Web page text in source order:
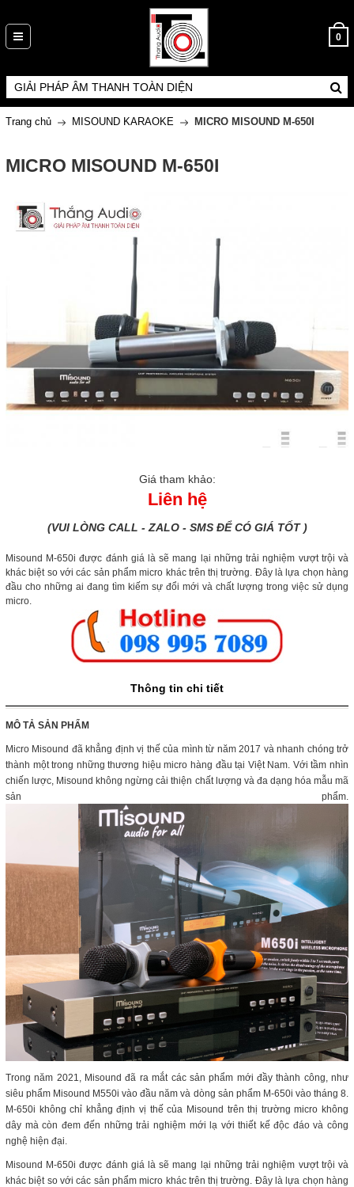
0
Trang chủ MISOUND KARAOKE MICRO MISOUND M-650I
MICRO MISOUND M-650I
Giá tham khảo:
Liên hệ
(VUI LÒNG CALL - ZALO - SMS ĐỂ CÓ GIÁ TỐT )
Misound M-650i được đánh giá là sẽ mang lại những trải nghiệm vượt trội và
khác biệt so với các sản phẩm micro khác trên thị trường. Đây là lựa chọn hàng
đầu cho những ai đang tìm kiếm sự đổi mới và chất lượng trong việc sử dụng
micro.
Thông tin chi tiết
MÔ TẢ SẢN PHẨM
Micro Misound đã khẳng định vị thế của mình từ năm 2017 và nhanh chóng trở
thành một trong những thương hiệu micro hàng đầu tại Việt Nam. Với tầm nhìn
chiến lược, Misound không ngừng cải thiện chất lượng và đa dạng hóa mẫu mã
sản phẩm.
Trong năm 2021, Misound đã ra mắt các sản phẩm mới đầy thành công, như
siêu phẩm Misound M550i vào đầu năm và dòng sản phẩm M-650i vào tháng 8.
M-650i không chỉ khẳng định vị thế của Misound trên thị trường micro không
dây mà còn đem đến những trải nghiệm mới lạ với thiết kế độc đáo và công
nghệ hiện đại.
Misound M-650i được đánh giá là sẽ mang lại những trải nghiệm vượt trội và
khác biệt so với các sản phẩm micro khác trên thị trường. Đây là lựa chọn hàng